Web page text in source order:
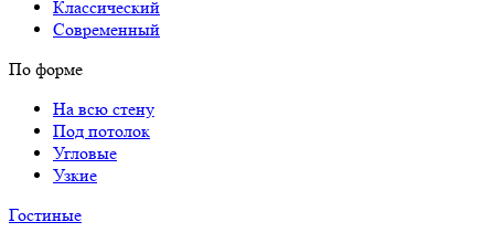
Классический
Современный
По форме
На всю стену
Под потолок
Угловые
Узкие
Гостиные